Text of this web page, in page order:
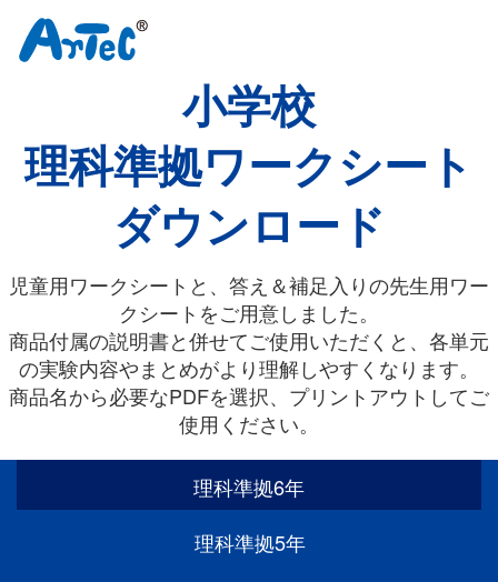
小学校
理科準拠ワークシート
ダウンロード
児童用ワークシートと、答え＆補足入りの先生用ワー
クシートをご用意しました。
商品付属の説明書と併せてご使用いただくと、各単元
の実験内容やまとめがより理解しやすくなります。
商品名から必要なPDFを選択、プリントアウトしてご
使用ください。
理科準拠6年
理科準拠5年